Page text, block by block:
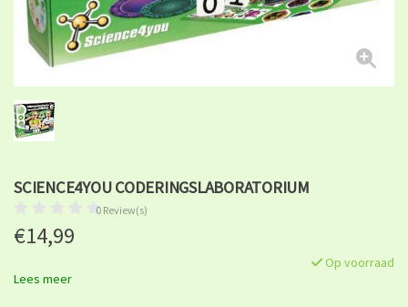
SCIENCE4YOU CODERINGSLABORATORIUM
0 Review(s)
€14,99
Op voorraad
Lees meer